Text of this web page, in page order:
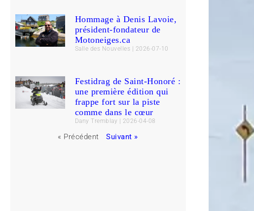
Hommage à Denis Lavoie,
président-fondateur de
Motoneiges.ca
Salle des Nouvelles 2026-07-10
Festidrag de Saint-Honoré :
une première édition qui
frappe fort sur la piste
comme dans le cœur
Dany Tremblay 2026-04-08
« Précédent Suivant »